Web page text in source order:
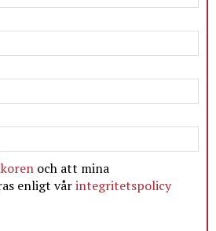
och att mina
enligt vårintegritetspolicy